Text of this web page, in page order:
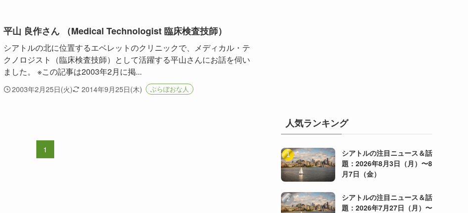
平山 良作さん （Medical Technologist 臨床検査技師）
シアトルの北に位置するエベレットのクリニックで、メディカル・テ
クノロジスト（臨床検査技師）として活躍する平山さんにお話を伺い
ました。 ※この記事は2003年2月に掲...
2003年2月25日(火) 2014年9月25日(木) ぶらぼおな人
1
人気ランキング
シアトルの注目ニュース＆話
題：2026年8月3日（月）〜8
月7日（金）
シアトルの注目ニュース＆話
題：2026年7月27日（月）〜